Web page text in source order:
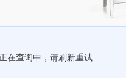
在查询中，请刷新重试